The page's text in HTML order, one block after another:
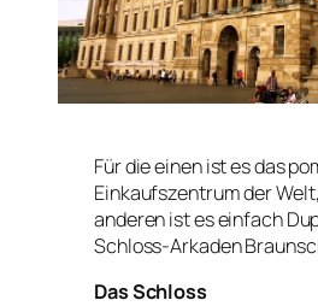
Für die einen ist es das
Einkaufszentrum der
anderen ist es einfach
Schloss-Arkaden
Das Schloss